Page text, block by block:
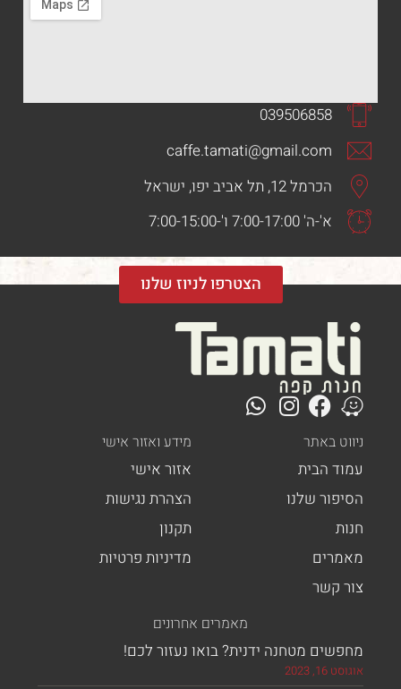
039506858
caffe.tamati@gmail.com
הכרמל 12, תל אביב יפו, ישראל
א'-ה' 7:00-17:00 ו'-7:00-15:00
הצטרפו לניוז שלנו
באתר
הבית
שלנו
מידע ואזור אישי
אזור אישי
הצהרת נגישות
מדיניות פרטיות
מאמרים אחרונים
מטחנה ידנית? בואו נעזור לכם!